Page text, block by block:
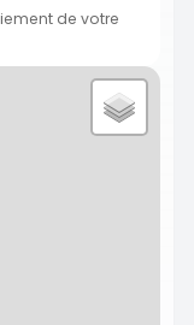
de votre